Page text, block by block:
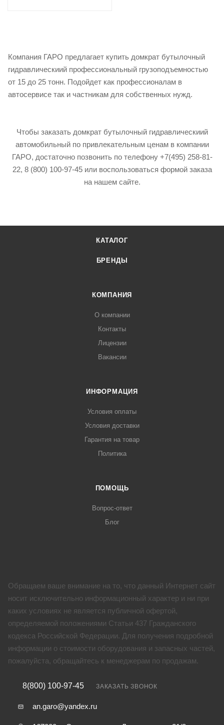
Компания ГАРО предлагает купить домкрат бутылочный
гидравлическиий профессиональный грузоподъемностью
от 15 до 25 тонн. Подойдет как профессионалам в
автосервисе так и частникам для собственных нужд.
Чтобы заказать домкрат бутылочный гидравлическиий
автомобильный по привлекательным ценам в компании
ГАРО, достаточно позвонить по телефону +7(495) 258-81-
22, 8 (800) 100-97-45 или воспользоваться формой заказа
на нашем сайте.
КАТАЛОГ
БРЕНДЫ
КОМПАНИЯ
О компании
Контакты
Лицензии
Вакансии
ИНФОРМАЦИЯ
Условия оплаты
Условия доставки
Гарантия на товар
Политика
ПОМОЩЬ
Вопрос-ответ
Блог
Обращаем ваше внимание на то, что данный Интернет сайт
носит исключительно информационный характер и ни при
каких условиях не является публичной офертой,
определяемой положениями Статьи 437 Гражданского
кодекса Российской Федерации. Для получения подробной
информации о стоимости оборудования и запасных частей,
пожалуйста, обращайтесь к менеджерам по продажам.
8(800) 100-97-45 ЗАКАЗАТЬ ЗВОНОК
an.garo@yandex.ru